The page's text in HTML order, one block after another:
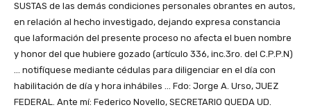
SUSTAS de las demás condiciones personales obrantes en autos,
en relación al hecho investigado, dejando expresa constancia
que laformación del presente proceso no afecta el buen nombre
y honor del que hubiere gozado (artículo 336, inc.3ro. del C.P.P.N)
… notifíquese mediante cédulas para diligenciar en el día con
habilitación de día y hora inhábiles … Fdo: Jorge A. Urso, JUEZ
FEDERAL. Ante mí: Federico Novello, SECRETARIO QUEDA UD.